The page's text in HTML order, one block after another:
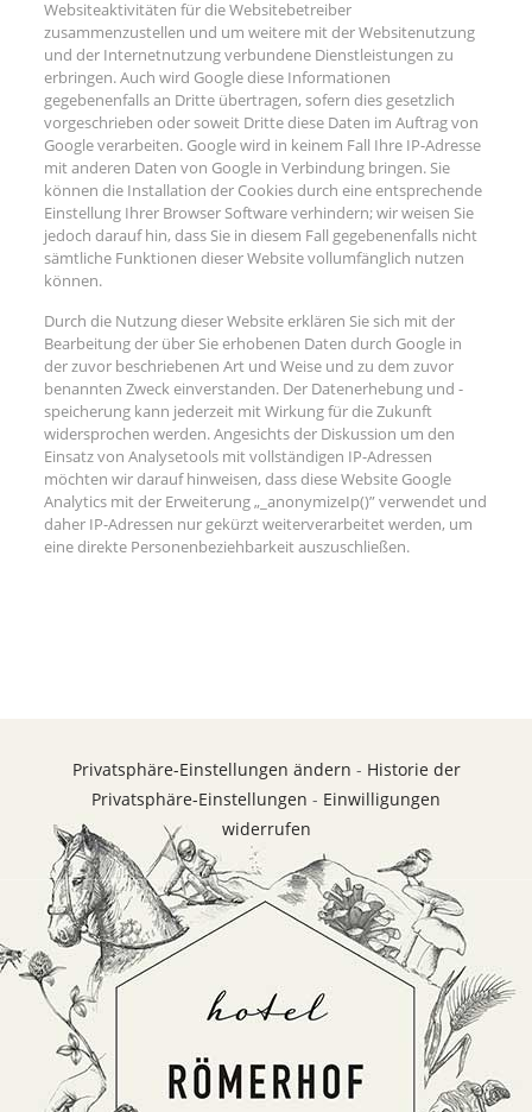
Websiteaktivitäten für die Websitebetreiber
zusammenzustellen und um weitere mit der Websitenutzung
und der Internetnutzung verbundene Dienstleistungen zu
erbringen. Auch wird Google diese Informationen
gegebenenfalls an Dritte übertragen, sofern dies gesetzlich
vorgeschrieben oder soweit Dritte diese Daten im Auftrag von
Google verarbeiten. Google wird in keinem Fall Ihre IP-Adresse
mit anderen Daten von Google in Verbindung bringen. Sie
können die Installation der Cookies durch eine entsprechende
Einstellung Ihrer Browser Software verhindern; wir weisen Sie
jedoch darauf hin, dass Sie in diesem Fall gegebenenfalls nicht
sämtliche Funktionen dieser Website vollumfänglich nutzen
können.
Durch die Nutzung dieser Website erklären Sie sich mit der
Bearbeitung der über Sie erhobenen Daten durch Google in
der zuvor beschriebenen Art und Weise und zu dem zuvor
benannten Zweck einverstanden. Der Datenerhebung und -
speicherung kann jederzeit mit Wirkung für die Zukunft
widersprochen werden. Angesichts der Diskussion um den
Einsatz von Analysetools mit vollständigen IP-Adressen
möchten wir darauf hinweisen, dass diese Website Google
Analytics mit der Erweiterung „_anonymizeIp()” verwendet und
daher IP-Adressen nur gekürzt weiterverarbeitet werden, um
eine direkte Personenbeziehbarkeit auszuschließen.
Privatsphäre-Einstellungen ändern - Historie der
Privatsphäre-Einstellungen - Einwilligungen
widerrufen